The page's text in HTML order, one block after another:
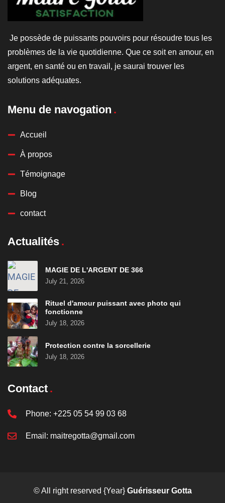
Je possède de puissants pouvoirs pour résoudre tous les
problèmes de la vie quotidienne. Que ce soit en amour, en
argent, en santé ou en travail, je saurai trouver les
solutions adéquates.
Menu de navogation
Accueil
À propos
Témoignage
Blog
contact
Actualités
MAGIE DE L'ARGENT DE 366
July 21, 2026
Rituel d'amour puissant avec photo qui
fonctionne
July 18, 2026
Protection contre la sorcellerie
July 18, 2026
Contact
Phone: +225 05 54 99 03 68
Email: maitregotta@gmail.com
© All right reserved {Year} Guérisseur Gotta